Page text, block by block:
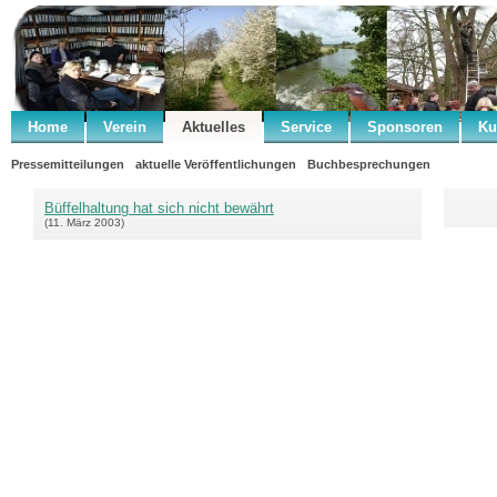
Home Verein Aktuelles Service Sponsoren
Pressemitteilungen aktuelle Veröffentlichungen Buchbesprechungen
Büffelhaltung hat sich nicht bewährt
(11. März 2003)